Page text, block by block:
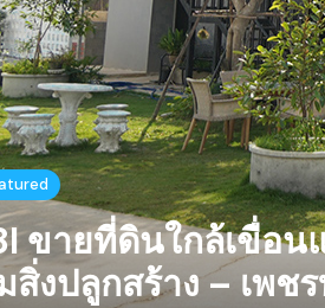
ขายที่ดินใกล้เขื่อน
สิ่งปลูกสร้าง – เพช